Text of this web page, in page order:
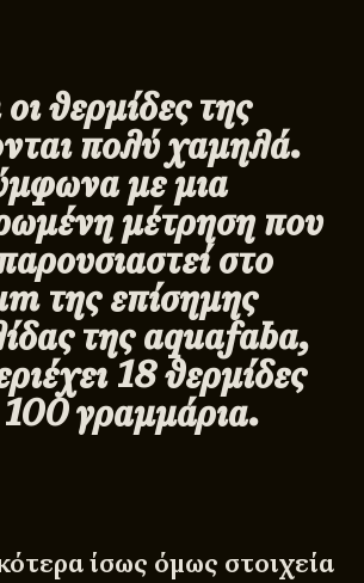
θερμίδες της
πολύ χαμηλά.
με μια
μέτρηση που
στο
της επίσημης
της aquafaba,
18 θερμίδες
γραμμάρια.
ίσως όμως στοιχεία